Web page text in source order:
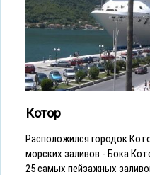
Котор
Расположился городок
морских заливов - Бока
25 самых пейзажных